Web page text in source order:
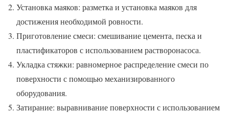
Установка маяков: разметка и установка маяков для
достижения необходимой ровности.
Приготовление смеси: смешивание цемента, песка и
пластификаторов с использованием растворонасоса.
Укладка стяжки: равномерное распределение смеси по
поверхности с помощью механизированного
оборудования.
Затирание: выравнивание поверхности с использованием